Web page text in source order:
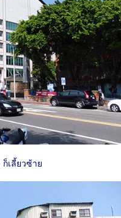
เลี้ยวซ้าย